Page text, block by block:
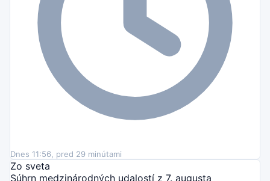
Dnes 11:56, pred 29 minútami
Zo sveta
Súhrn medzinárodných udalostí z 7. augusta